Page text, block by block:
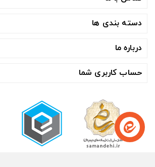
دسته بندی ها
درباره ما
حساب کاربری شما